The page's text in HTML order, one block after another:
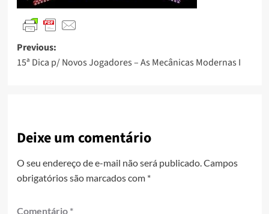
Previous:
15ª Dica p/ Novos Jogadores – As Mecânicas Modernas I
Deixe um comentário
O seu endereço de e-mail não será publicado. Campos
obrigatórios são marcados com *
Comentário *